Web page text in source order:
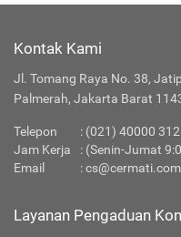
Kontak Kami
Jl. Tomang Raya No. 38,
Palmerah, Jakarta Barat
Telepon : (021) 40000 312
Jam Kerja
: (Senin-Jumat
Email
:cs@cermati.com
Layanan Pengaduan